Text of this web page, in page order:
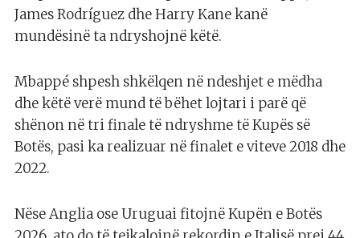
James Rodríguez dhe Harry Kane kanë
mundësinë ta ndryshojnë këtë.
Mbappé shpesh shkëlqen në ndeshjet e mëdha
dhe këtë verë mund të bëhet lojtari i parë që
shënon në tri finale të ndryshme të Kupës së
Botës, pasi ka realizuar në finalet e viteve 2018 dhe
2022.
Nëse Anglia ose Uruguai fitojnë Kupën e Botës